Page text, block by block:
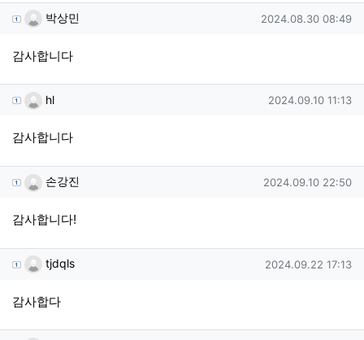
박상민님의 댓글
박상민 작성일
2024.08.30 08:49
감사합니다
hl님의 댓글
hl 작성일
2024.09.10 11:13
감사합니다
손강진님의 댓글
손강진 작성일
2024.09.10 22:50
감사합니다!
tjdqls님의 댓글
tjdqls 작성일
2024.09.22 17:13
감사합다